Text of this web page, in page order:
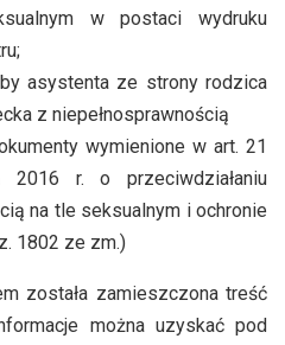
w postaci wydruku
asystenta ze strony rodzica
z niepełnosprawnością
wymienione w art. 21
r. o przeciwdziałaniu
na tle seksualnym i ochronie
1802 ze zm.)
została zamieszczona treść
można uzyskać pod